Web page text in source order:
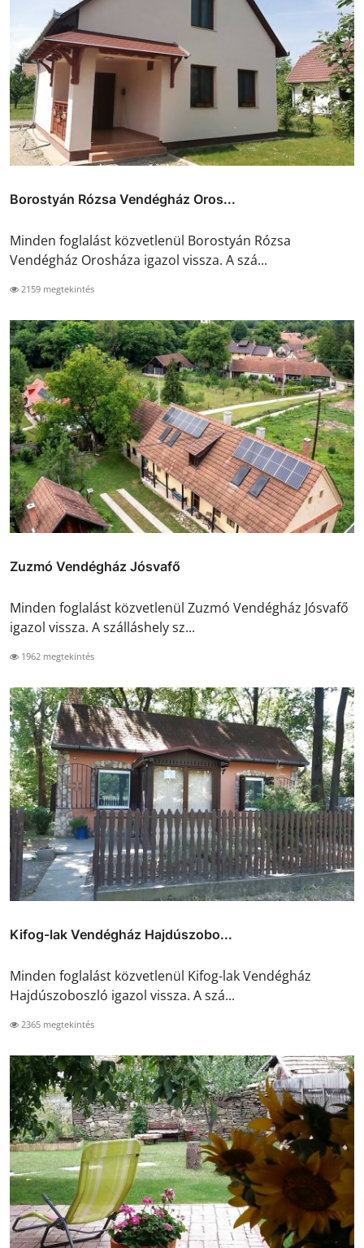
Borostyán Rózsa Vendégház Oros...
Minden foglalást közvetlenül Borostyán Rózsa
Vendégház Orosháza igazol vissza. A szá...
2159 megtekintés
Zuzmó Vendégház Jósvafő
Minden foglalást közvetlenül Zuzmó Vendégház Jósvafő
igazol vissza. A szálláshely sz...
1962 megtekintés
Kifog-lak Vendégház Hajdúszobo...
Minden foglalást közvetlenül Kifog-lak Vendégház
Hajdúszoboszló igazol vissza. A szá...
2365 megtekintés